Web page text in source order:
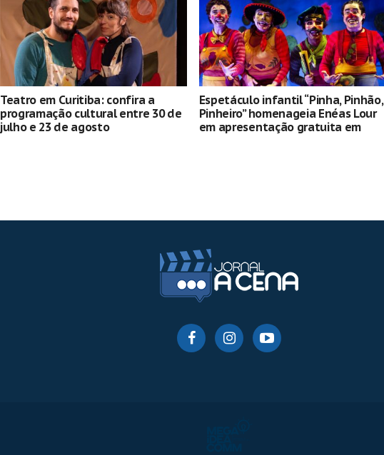
Teatro em Curitiba: confira a
programação cultural entre 30 de
julho e 23 de agosto
Espetáculo infantil “Pinha, Pinhão,
Pinheiro” homenageia Enéas Lour
em apresentação gratuita em